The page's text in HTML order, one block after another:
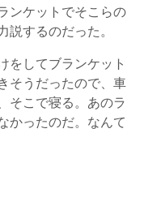
ンケットでそこらの
説するのだった。
をしてブランケット
そうだったので、車
そこで寝る。あのラ
かったのだ。なんて